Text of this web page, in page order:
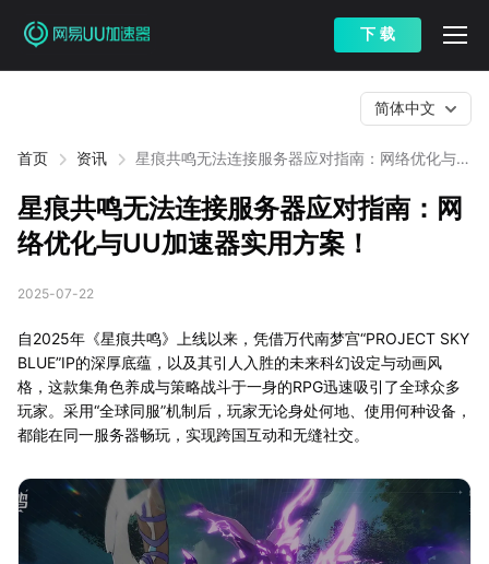
下 载
首页 资讯
星痕共鸣无法连接服务器应对指南：网络优化与
简体中文
星痕共鸣无法连接服务器应对指南：网
络优化与UU加速器实用方案！
2025-07-22
自2025年《星痕共鸣》上线以来，凭借万代南梦宫“PROJECT SKY
BLUE”IP的深厚底蕴，以及其引人入胜的未来科幻设定与动画风
格，这款集角色养成与策略战斗于一身的RPG迅速吸引了全球众多
玩家。采用“全球同服”机制后，玩家无论身处何地、使用何种设备，
都能在同一服务器畅玩，实现跨国互动和无缝社交。